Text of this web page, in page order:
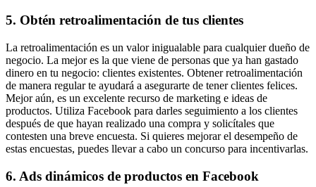
5. Obtén retroalimentación de tus clientes
La retroalimentación es un valor inigualable para cualquier dueño de
negocio. La mejor es la que viene de personas que ya han gastado
dinero en tu negocio: clientes existentes. Obtener retroalimentación
de manera regular te ayudará a asegurarte de tener clientes felices.
Mejor aún, es un excelente recurso de marketing e ideas de
productos. Utiliza Facebook para darles seguimiento a los clientes
después de que hayan realizado una compra y solicítales que
contesten una breve encuesta. Si quieres mejorar el desempeño de
estas encuestas, puedes llevar a cabo un concurso para incentivarlas.
6. Ads dinámicos de productos en Facebook